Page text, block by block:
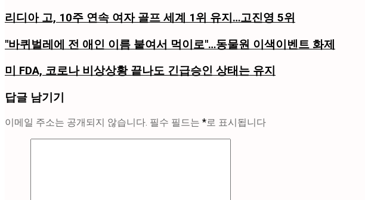
리디아 고, 10주 연속 여자 골프 세계 1위 유지…고진영 5위
"바퀴벌레에 전 애인 이름 붙여서 먹이로"…동물원 이색이벤트 화제
미 FDA, 코로나 비상상황 끝나도 긴급승인 상태는 유지
답글 남기기
이메일 주소는 공개되지 않습니다. 필수 필드는 *로 표시됩니다